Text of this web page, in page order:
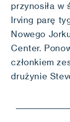
przynosiła w
Irving parę
Nowego
Center.
członkiem
drużynie